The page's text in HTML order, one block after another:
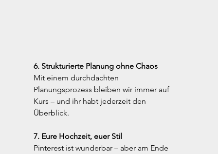
6. Strukturierte Planung ohne Chaos
Mit einem durchdachten
Planungsprozess bleiben wir immer auf
Kurs – und ihr habt jederzeit den
Überblick.
7. Eure Hochzeit, euer Stil
Pinterest ist wunderbar – aber am Ende